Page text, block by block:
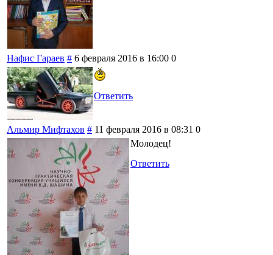
Нафис Гараев # 6 февраля 2016 в 16:00 0
Ответить
Альмир Мифтахов # 11 февраля 2016 в 08:31 0
Молодец!
Ответить